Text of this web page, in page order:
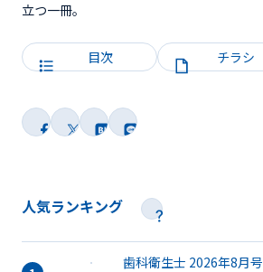
立つ一冊。
目次 チラシ
人気ランキング
歯科衛生士 2026年8月号